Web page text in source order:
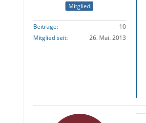
Mitglied
Beiträge
10
Mitglied seit
26. Mai. 2013